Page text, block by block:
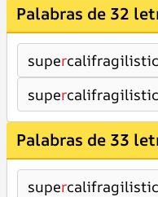
Palabras de 32
super
super
Palabras de 33
super